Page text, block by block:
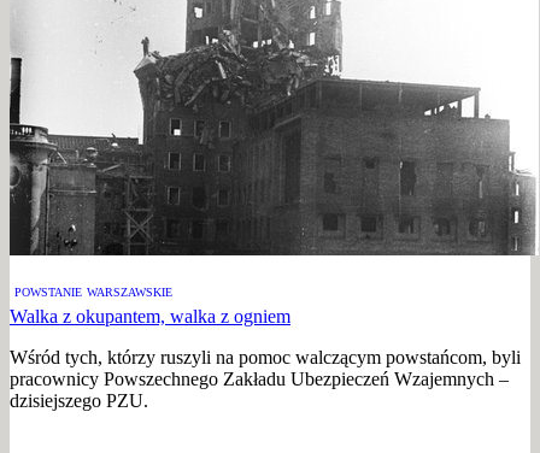
POWSTANIE WARSZAWSKIE
Walka z okupantem, walka z ogniem
Wśród tych, którzy ruszyli na pomoc walczącym powstańcom, byli
pracownicy Powszechnego Zakładu Ubezpieczeń Wzajemnych –
dzisiejszego PZU.